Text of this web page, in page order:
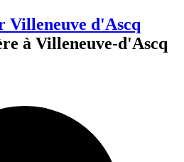
d'Ascq
à Villeneuve-d'Ascq